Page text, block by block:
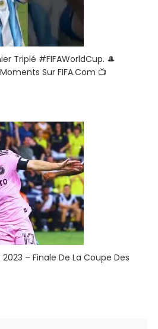
Triplé #FIFAWorldCup. 🎩
Sur FIFA.com 📺
– Finale De La Coupe Des